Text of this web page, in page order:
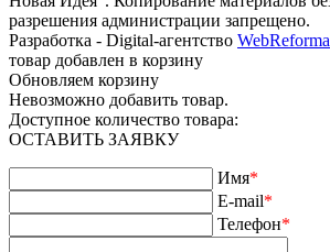
разрешения администрации запрещено.
Разработка - Digital-агентство
товар добавлен в корзину
Обновляем корзину
Невозможно добавить товар.
Доступное количество товара:
ОСТАВИТЬ ЗАЯВКУ
Имя*
E-mail*
Телефон*